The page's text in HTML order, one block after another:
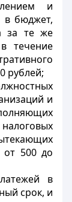
и
в бюджет,
за те же
течение
рублей;
и
от 500 до
в
срок, и